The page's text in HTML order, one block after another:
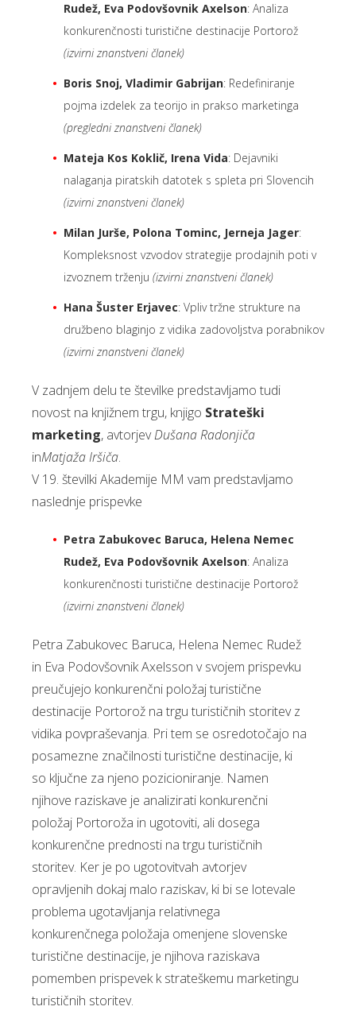
Rudež, Eva Podovšovnik Axelson: Analiza
konkurenčnosti turistične destinacije Portorož
(izvirni znanstveni članek)
Boris Snoj, Vladimir Gabrijan: Redefiniranje
pojma izdelek za teorijo in prakso marketinga
(pregledni znanstveni članek)
Mateja Kos Koklič, Irena Vida: Dejavniki
nalaganja piratskih datotek s spleta pri Slovencih
(izvirni znanstveni članek)
Milan Jurše, Polona Tominc, Jerneja Jager:
Kompleksnost vzvodov strategije prodajnih poti v
izvoznem trženju (izvirni znanstveni članek)
Hana Šuster Erjavec: Vpliv tržne strukture na
družbeno blaginjo z vidika zadovoljstva porabnikov
(izvirni znanstveni članek)
V zadnjem delu te številke predstavljamo tudi
novost na knjižnem trgu, knjigo Strateški
marketing, avtorjevDušana Radonjiča
inMatjaža Iršiča.
V 19. številki Akademije MM vam predstavljamo
naslednje prispevke
Petra Zabukovec Baruca, Helena Nemec
Rudež, Eva Podovšovnik Axelson: Analiza
konkurenčnosti turistične destinacije Portorož
(izvirni znanstveni članek)
Petra Zabukovec Baruca, Helena Nemec Rudež
in Eva Podovšovnik Axelsson v svojem prispevku
preučujejo konkurenčni položaj turistične
destinacije Portorož na trgu turističnih storitev z
vidika povpraševanja. Pri tem se osredotočajo na
posamezne značilnosti turistične destinacije, ki
so ključne za njeno pozicioniranje. Namen
njihove raziskave je analizirati konkurenčni
položaj Portoroža in ugotoviti, ali dosega
konkurenčne prednosti na trgu turističnih
storitev. Ker je po ugotovitvah avtorjev
opravljenih dokaj malo raziskav, ki bi se lotevale
problema ugotavljanja relativnega
konkurenčnega položaja omenjene slovenske
turistične destinacije, je njihova raziskava
pomemben prispevek k strateškemu marketingu
turističnih storitev.